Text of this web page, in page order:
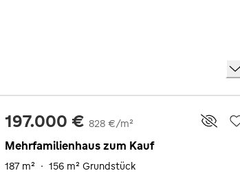
197.000 € 828 €/m²
Mehrfamilienhaus zum Kauf
187 m² · 156 m² Grundstück